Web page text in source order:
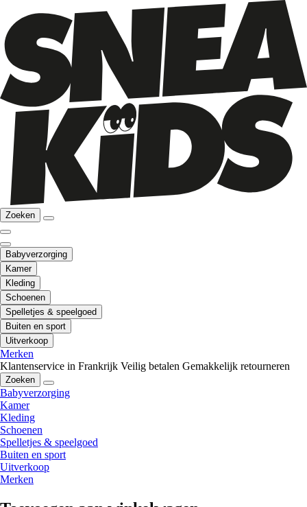
Zoeken
Babyverzorging
Kamer
Kleding
Schoenen
Spelletjes & speelgoed
Buiten en sport
Uitverkoop
Merken
Klantenservice in Frankrijk Veilig betalen Gemakkelijk retourneren
Zoeken
Babyverzorging
Kamer
Kleding
Schoenen
Spelletjes & speelgoed
Buiten en sport
Uitverkoop
Merken